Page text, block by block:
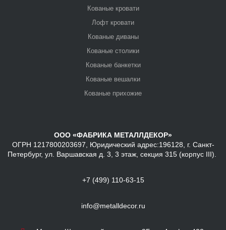
Кованые кровати
Лофт кровати
Кованые диваны
Кованые столики
Кованые банкетки
Кованые вешалки
Кованые прихожие
ООО «ФАБРИКА МЕТАЛЛДЕКОР»
ОГРН 1217800203697, Юридический адрес:196128, г. Санкт-
Петербург, ул. Варшавская д. 3, 3 этаж, секция 315 (корпус III).
+7 (499) 110-63-15
info@metalldecor.ru